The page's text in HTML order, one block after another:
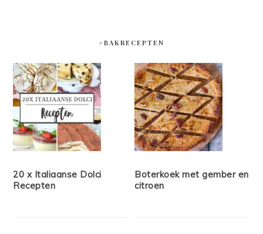
#BAKRECEPTEN
20 x Italiaanse Dolci
Recepten
Boterkoek met gember en
citroen